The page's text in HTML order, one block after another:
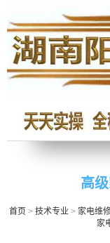
高
首页 > 技术专业> 家电维
家